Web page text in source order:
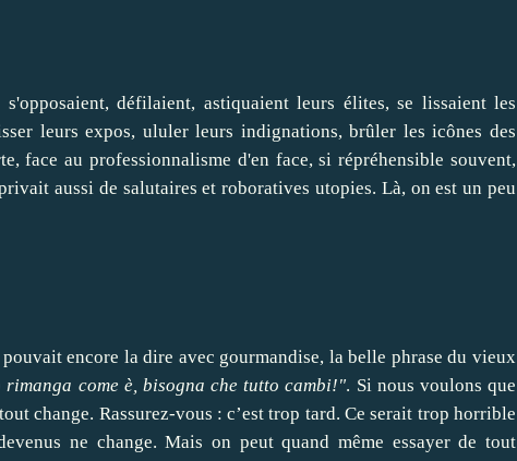
défilaient, astiquaient leurs élites, se lissaient les
leurs expos, ululer leurs indignations, brûler les icônes des
face au professionnalisme d'en face, si répréhensible souvent,
aussi de salutaires et roboratives utopies. Là, on est un peu
encore la dire avec gourmandise, la belle phrase du vieux
rimanga come è, bisogna che tutto cambi!". Si nous voulons que
change. Rassurez-vous : c’est trop tard. Ce serait trop horrible
ne change. Mais on peut quand même essayer de tout